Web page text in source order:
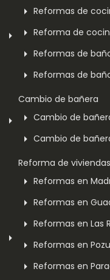
Reformas de
Reforma de
Reformas de
Reformas de
Cambio de bañera
Cambio de
Cambio de
Reforma de viviendas
Reformas en
Reformas en
Reformas en Las
Reformas en
Reformas en